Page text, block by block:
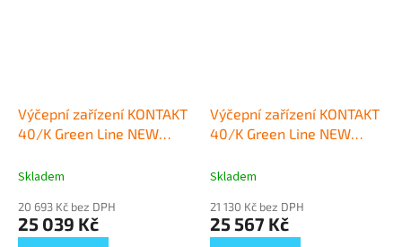
Výčepní zařízení KONTAKT
40/K Green Line NEW
BAJONET
Skladem
20 693 Kč bez DPH
25 039 Kč
Výčepní zařízení KONTAKT
40/K Green Line NEW
+ Dárek zdarma
Skladem
21 130 Kč bez DPH
25 567 Kč